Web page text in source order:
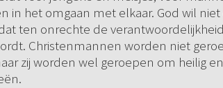
in het omgaan met elkaar. God wil
ten onrechte de
Christenmannen worden niet
zij worden wel geroepen om heilig